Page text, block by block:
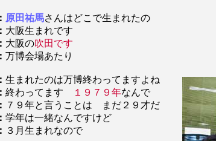
原田祐馬さんはどこで生まれたの
大阪生まれです
大阪の吹田です
万博会場あたり
生まれたのは万博終わってますよね
終わってます １９７９年なんで
７９年と言うことは まだ２９才だ
学年は一緒なんですけど
３月生まれなので